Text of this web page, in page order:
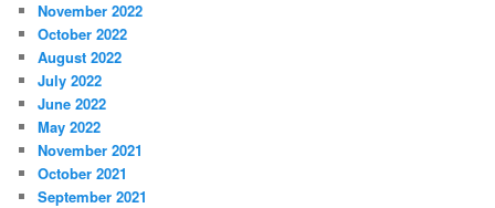
November 2022
October 2022
August 2022
July 2022
June 2022
May 2022
November 2021
October 2021
September 2021